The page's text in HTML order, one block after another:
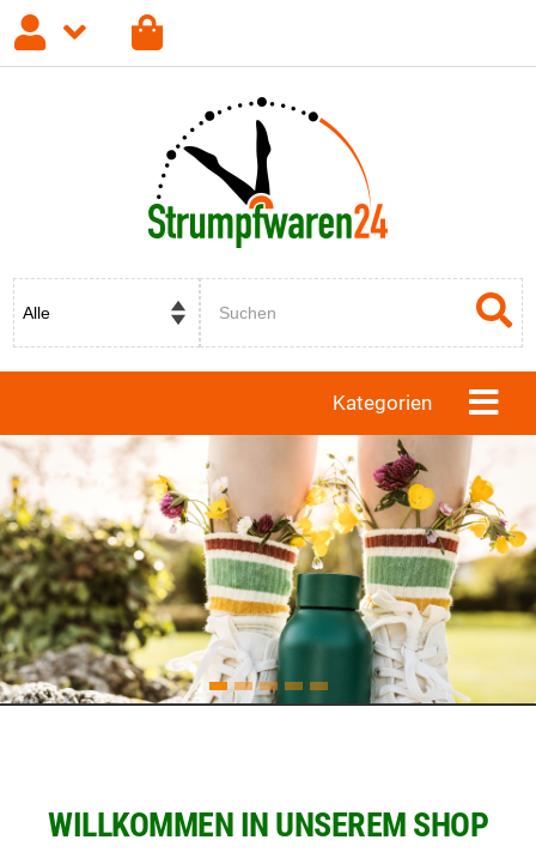
Registrieren Passwort vergessen?
Kategorien
WILLKOMMEN IN UNSEREM SHOP